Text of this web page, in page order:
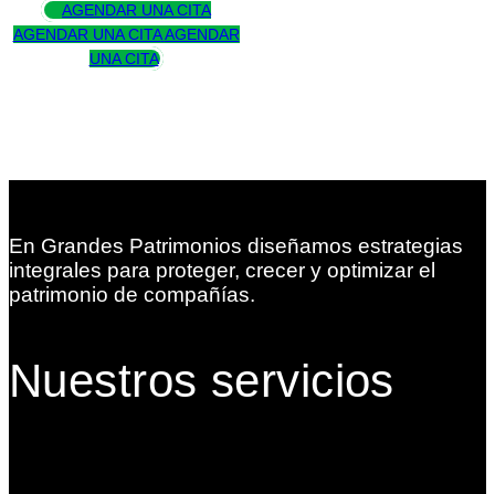
AGENDAR UNA CITA
AGENDAR UNA CITA AGENDAR
UNA CITA
En Grandes Patrimonios diseñamos estrategias
integrales para proteger, crecer y optimizar el
patrimonio de compañías.
Nuestros servicios